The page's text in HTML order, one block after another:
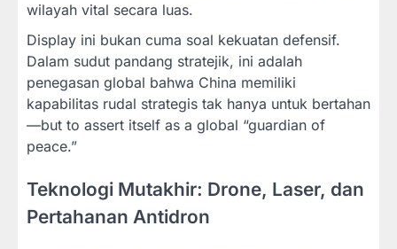
wilayah vital secara luas.
Display ini bukan cuma soal kekuatan defensif.
Dalam sudut pandang stratejik, ini adalah
penegasan global bahwa China memiliki
kapabilitas rudal strategis tak hanya untuk bertahan
—but to assert itself as a global “guardian of
peace.”
Teknologi Mutakhir: Drone, Laser, dan
Pertahanan Antidron